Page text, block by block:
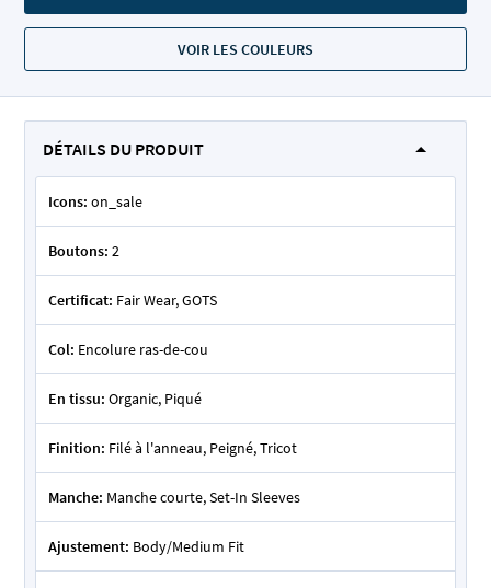
VOIR LES COULEURS
DÉTAILS DU PRODUIT
Icons: on_sale
Boutons: 2
Certificat: Fair Wear, GOTS
Col: Encolure ras-de-cou
En tissu: Organic, Piqué
Finition: Filé à l'anneau, Peigné, Tricot
Manche: Manche courte, Set-In Sleeves
Ajustement: Body/Medium Fit